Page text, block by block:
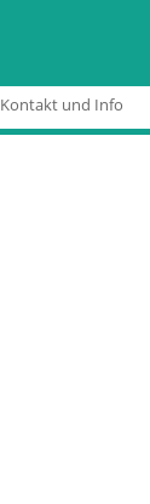
Kontakt und Info